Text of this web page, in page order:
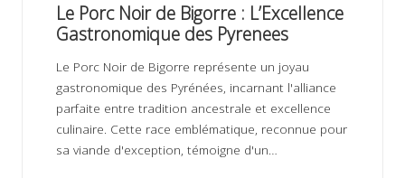
Le Porc Noir de Bigorre : L’Excellence
Gastronomique des Pyrenees
Le Porc Noir de Bigorre représente un joyau
gastronomique des Pyrénées, incarnant l'alliance
parfaite entre tradition ancestrale et excellence
culinaire. Cette race emblématique, reconnue pour
sa viande d'exception, témoigne d'un…